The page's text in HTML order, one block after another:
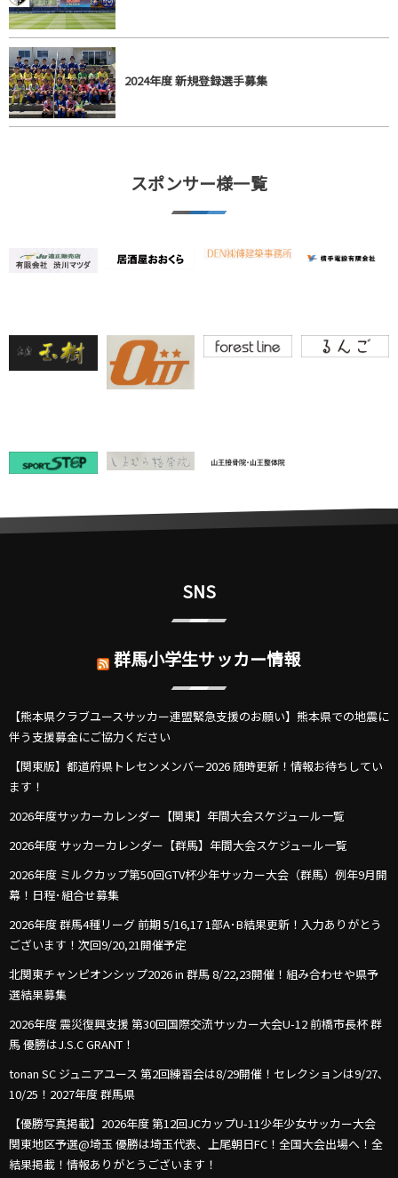
2024年度 新規登録選手募集
スポンサー様一覧
SNS
群馬小学生サッカー情報
【熊本県クラブユースサッカー連盟緊急支援のお願い】熊本県での地震に
伴う支援募金にご協力ください
【関東版】都道府県トレセンメンバー2026 随時更新！情報お待ちしてい
ます！
2026年度サッカーカレンダー【関東】年間大会スケジュール一覧
2026年度 サッカーカレンダー【群馬】年間大会スケジュール一覧
2026年度 ミルクカップ第50回GTV杯少年サッカー大会（群馬）例年9月開
幕！日程･組合せ募集
2026年度 群馬4種リーグ 前期 5/16,17 1部A･B結果更新！入力ありがとう
ございます！次回9/20,21開催予定
北関東チャンピオンシップ2026 in 群馬 8/22,23開催！組み合わせや県予
選結果募集
2026年度 震災復興支援 第30回国際交流サッカー大会U-12 前橋市長杯 群
馬 優勝はJ.S.C GRANT！
tonan SC ジュニアユース 第2回練習会は8/29開催！セレクションは9/27､
10/25！2027年度 群馬県
【優勝写真掲載】2026年度 第12回JCカップU-11少年少女サッカー大会
関東地区予選@埼玉 優勝は埼玉代表、上尾朝日FC！全国大会出場へ！全
結果掲載！情報ありがとうございます！